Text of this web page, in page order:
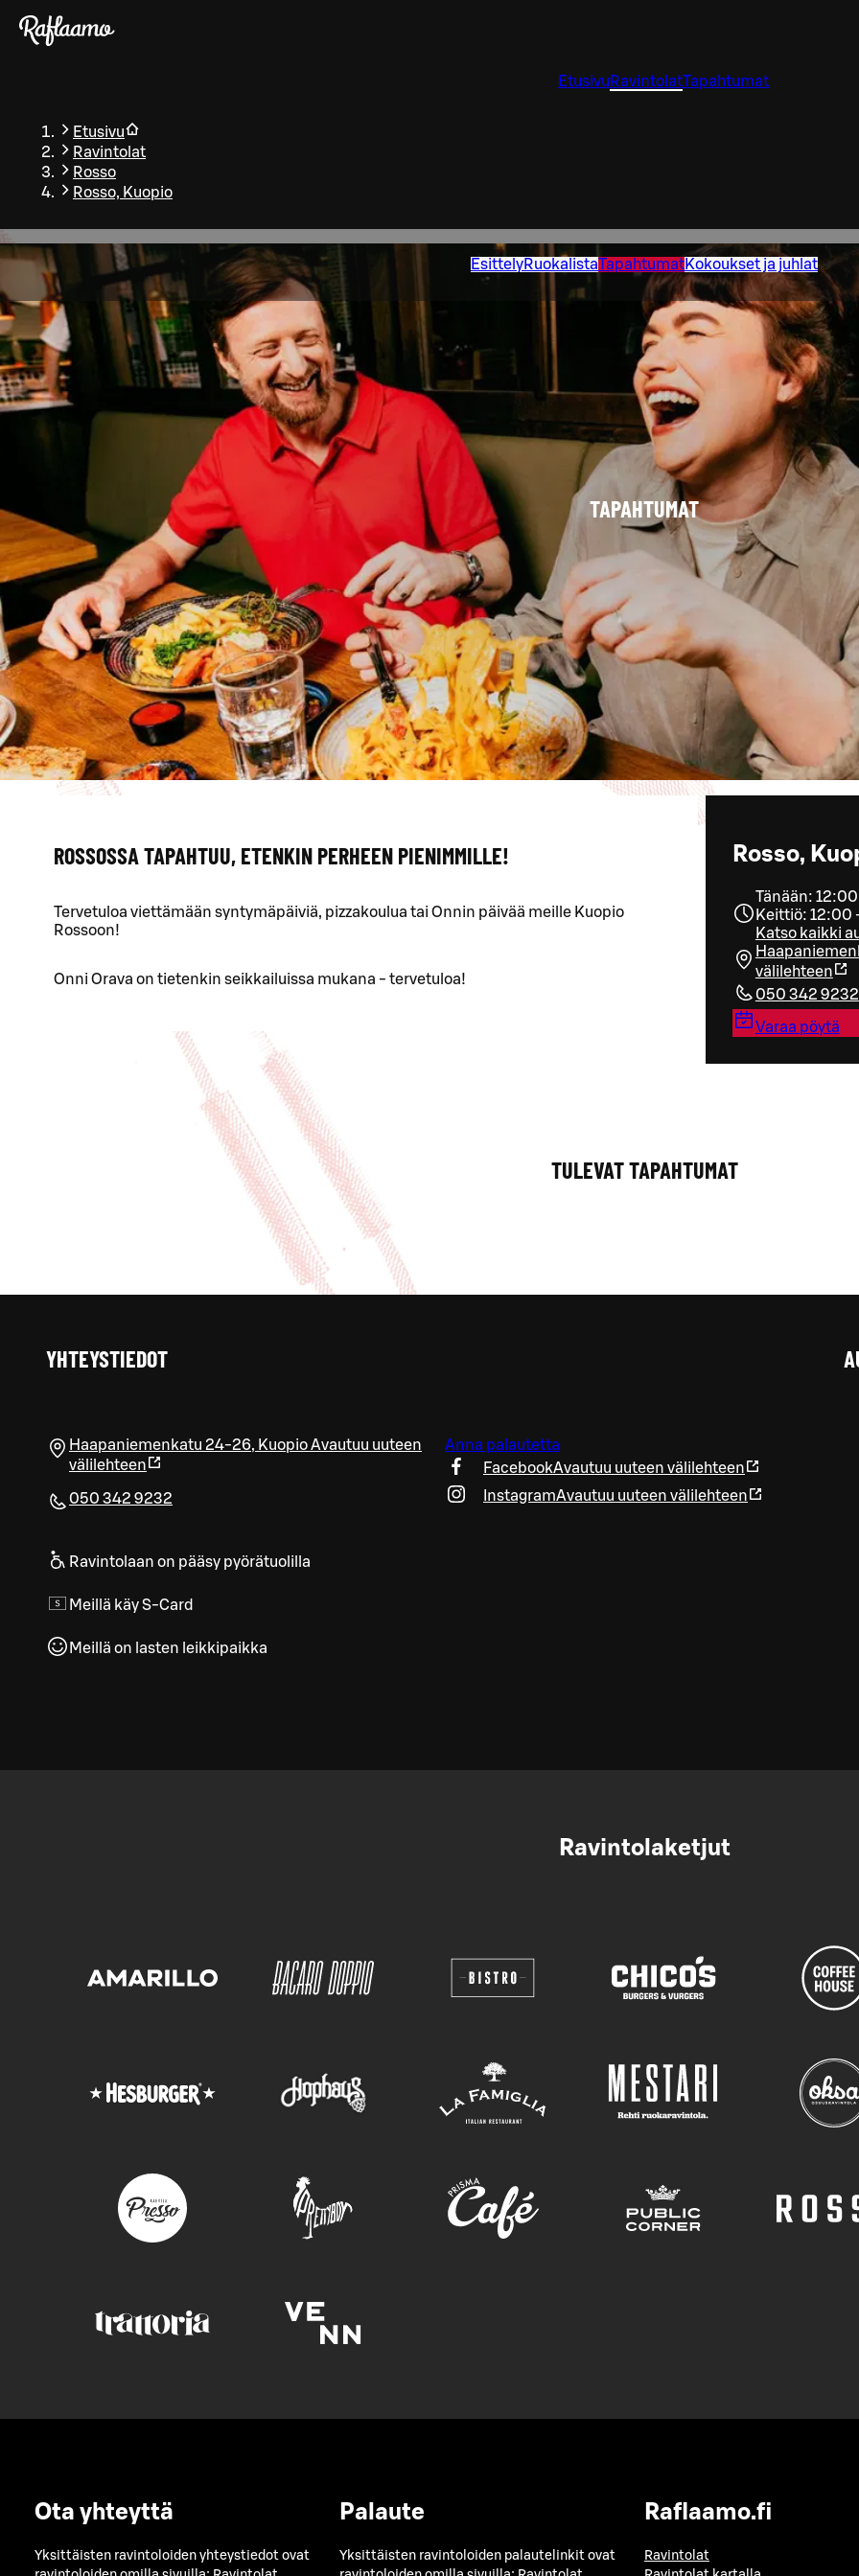
Siirry pääsisältöön
Etusivu RavintolatTapahtumat
Etusivu
Ravintolat
Rosso
Rosso, Kuopio
EsittelyRuokalistaTapahtumatKokoukset ja juhlat
TAPAHTUMAT
Rosso,
Tänään:
Keittiö: 12:00
Katso kaikki
välilehteen
050 342 9232
Varaa pöytä
ROSSOSSA TAPAHTUU, ETENKIN PERHEEN PIENIMMILLE!
Tervetuloa viettämään syntymäpäiviä, pizzakoulua tai Onnin päivää meille Kuopio
Rossoon!
Onni Orava on tietenkin seikkailuissa mukana - tervetuloa!
TULEVAT TAPAHTUMAT
YHTEYSTIEDOT
Haapaniemenkatu 24-26, KuopioAvautuu uuteen
välilehteen
050 342 9232
Ravintolaan on pääsy pyörätuolilla
Meillä käy S-Card
Meillä on lasten leikkipaikka
Anna palautetta
FacebookAvautuu uuteen välilehteen
InstagramAvautuu uuteen välilehteen
Ravintolaketjut
Ota yhteyttä
Yksittäisten ravintoloiden yhteystiedot ovat
Palaute
Yksittäisten ravintoloiden palautelinkit ovat
Raflaamo.fi
Ravintolat